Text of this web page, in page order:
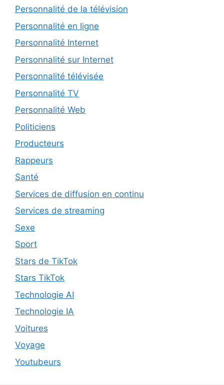
Personnalité de la télévision
Personnalité en ligne
Personnalité Internet
Personnalité sur Internet
Personnalité télévisée
Personnalité TV
Personnalité Web
Politiciens
Producteurs
Rappeurs
Santé
Services de diffusion en continu
Services de streaming
Sexe
Sport
Stars de TikTok
Stars TikTok
Technologie AI
Technologie IA
Voitures
Voyage
Youtubeurs